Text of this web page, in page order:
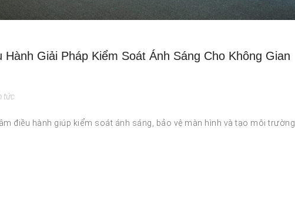
Giải Pháp Kiểm Soát Ánh Sáng Cho Không Gian
tức
điều hành giúp kiểm soát ánh sáng, bảo vệ màn hình và tạo môi trường